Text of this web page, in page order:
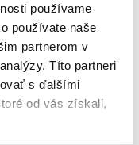
používame
používate naše
partnerom v
Títo partneri
s ďalšími
od vás získali,